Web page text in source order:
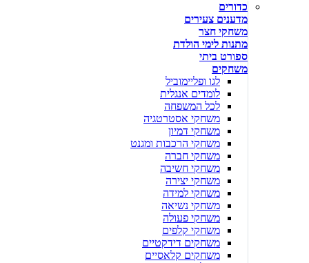
כדורים
מדענים צעירים
משחקי חצר
מתנות לימי הולדת
ספורט ביתי
משחקים
לגו ופליימוביל
לומדים אנגלית
לכל המשפחה
משחקי אסטרטגיה
משחקי דמיון
משחקי הרכבות ומגנט
משחקי חברה
משחקי חשיבה
משחקי יצירה
משחקי למידה
משחקי נשיאה
משחקי פעולה
משחקי קלפים
משחקים דידקטיים
משחקים קלאסיים